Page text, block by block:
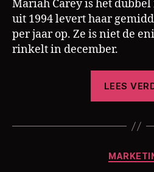
Mariah Carey is het
uit 1994 levert haar
per jaar op. Ze is niet de
rinkelt in december.
LEES